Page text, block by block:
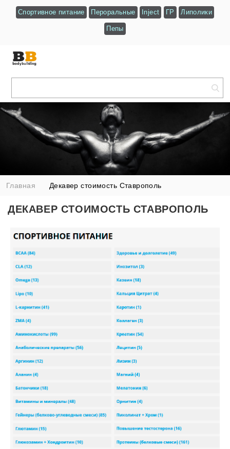
Спортивное питание Пероральные Inject ГР Липолики
Пепы
Главная Декавер стоимость Ставрополь
ДЕКАВЕР СТОИМОСТЬ СТАВРОПОЛЬ